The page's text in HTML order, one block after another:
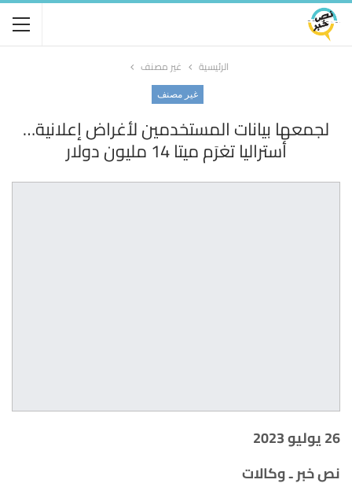
الرئيسية غير مصنف
غير مصنف
لجمعها بيانات المستخدمين لأغراض إعلانية…
أستراليا تغرَم ميتا 14 مليون دولار
26 يوليو 2023
نص خبر ـ وكالات